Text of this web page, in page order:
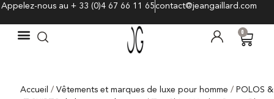
Appelez-nous au + 33 (0)4 67 66 11 65contact@jeangaillard.com
0
Accueil / Vêtements et marques de luxe pour homme / POLOS &